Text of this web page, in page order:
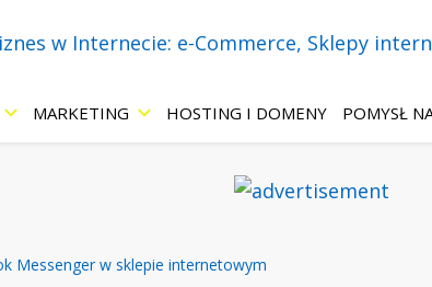
–
Commerce,
w Internecie! Wszystko o: sklepach internetowych,
MARKETING HOSTING I DOMENY POMYSŁ
Messenger w sklepie internetowym